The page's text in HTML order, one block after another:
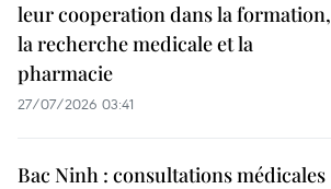
leur cooperation dans la formation,
la recherche medicale et la
pharmacie
27/07/2026 03:41
Bac Ninh : consultations médicales